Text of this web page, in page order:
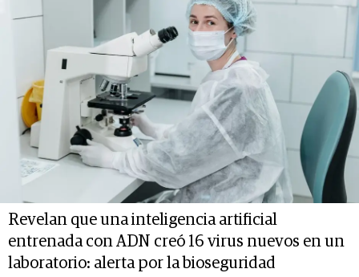
Revelan que una inteligencia artificial
entrenada con ADN creó 16 virus nuevos en un
laboratorio: alerta por la bioseguridad